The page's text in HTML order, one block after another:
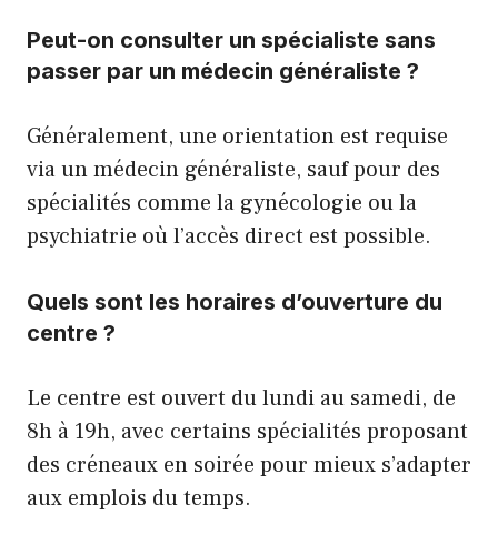
Peut-on consulter un spécialiste sans
passer par un médecin généraliste ?
Généralement, une orientation est requise
via un médecin généraliste, sauf pour des
spécialités comme la gynécologie ou la
psychiatrie où l’accès direct est possible.
Quels sont les horaires d’ouverture du
centre ?
Le centre est ouvert du lundi au samedi, de
8h à 19h, avec certains spécialités proposant
des créneaux en soirée pour mieux s’adapter
aux emplois du temps.